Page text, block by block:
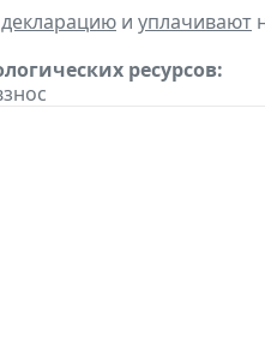
и уплачивают
ресурсов: